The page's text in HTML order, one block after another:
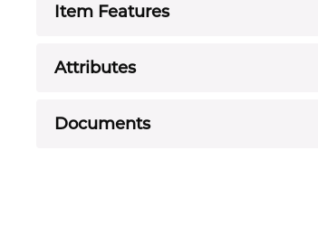
Item Features
Attributes
Documents